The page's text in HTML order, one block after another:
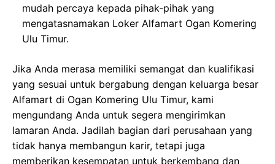
mudah percaya kepada pihak-pihak yang
mengatasnamakan Loker Alfamart Ogan Komering
Ulu Timur.
Jika Anda merasa memiliki semangat dan kualifikasi
yang sesuai untuk bergabung dengan keluarga besar
Alfamart di Ogan Komering Ulu Timur, kami
mengundang Anda untuk segera mengirimkan
lamaran Anda. Jadilah bagian dari perusahaan yang
tidak hanya membangun karir, tetapi juga
memberikan kesempatan untuk berkembang dan